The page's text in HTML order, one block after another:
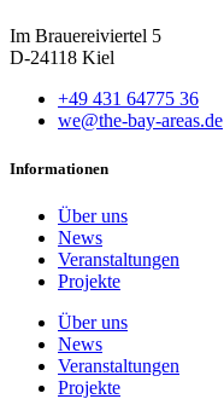
Im Brauereiviertel 5
D-24118 Kiel
+49 431 64775 36
we@the-bay-areas.de
Informationen
Über uns
News
Veranstaltungen
Projekte
Über uns
News
Veranstaltungen
Projekte